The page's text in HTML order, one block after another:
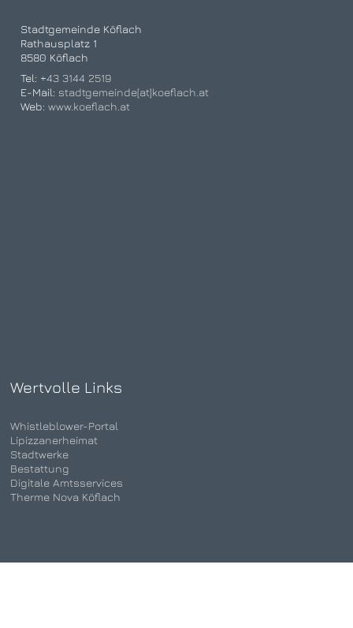
Stadtgemeinde Köflach
Rathausplatz 1
8580 Köflach
Tel: +43 3144 2519
E-Mail: stadtgemeinde[at]koeflach.at
Web:www.koeflach.at
Wertvolle Links
Whistleblower-Portal
Lipizzanerheimat
Stadtwerke
Bestattung
Digitale Amtsservices
Therme Nova Köflach